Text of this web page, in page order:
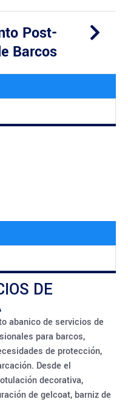
Post-
Barcos
DE
abanico de servicios de
para barcos,
de protección,
Desde el
decorativa,
de gelcoat, barniz de